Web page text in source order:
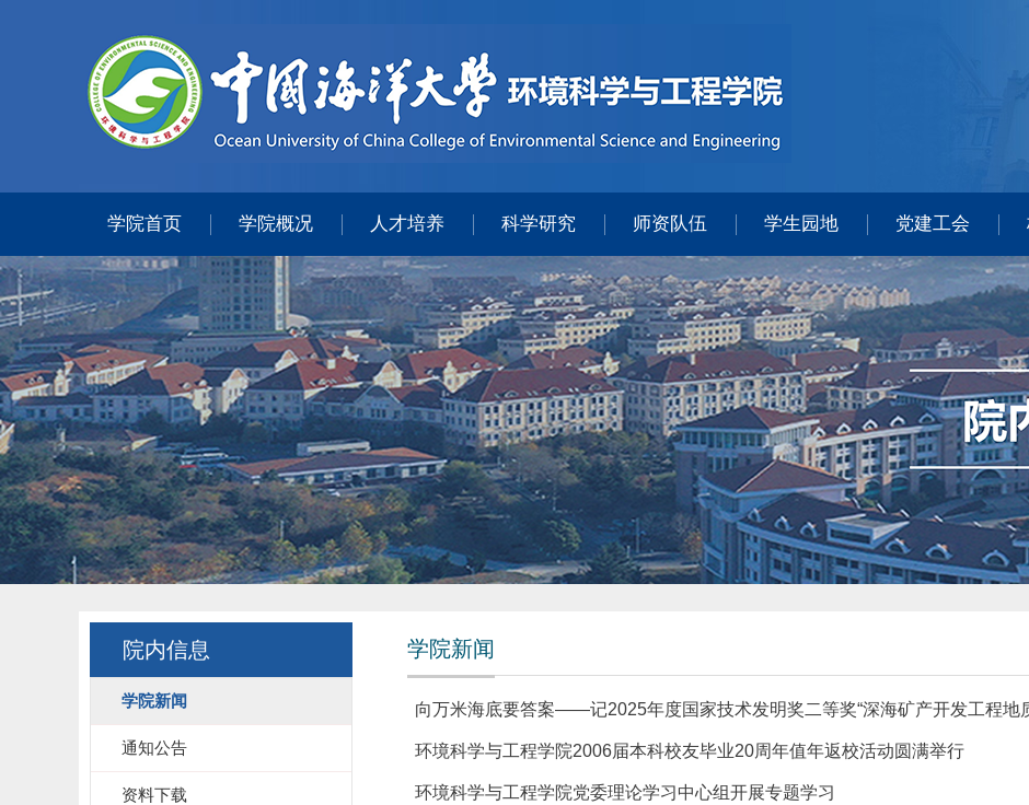
学院首页 学院概况 人才培养 科学研究 师资队伍 学生园地 党建工会
院内信息
学院新闻
通知公告
资料下载
学院新闻
向万米海底要答案——记2025年度国家技术发明奖二等奖“深海矿产开发工程地
环境科学与工程学院2006届本科校友毕业20周年值年返校活动圆满举行
环境科学与工程学院党委理论学习中心组开展专题学习